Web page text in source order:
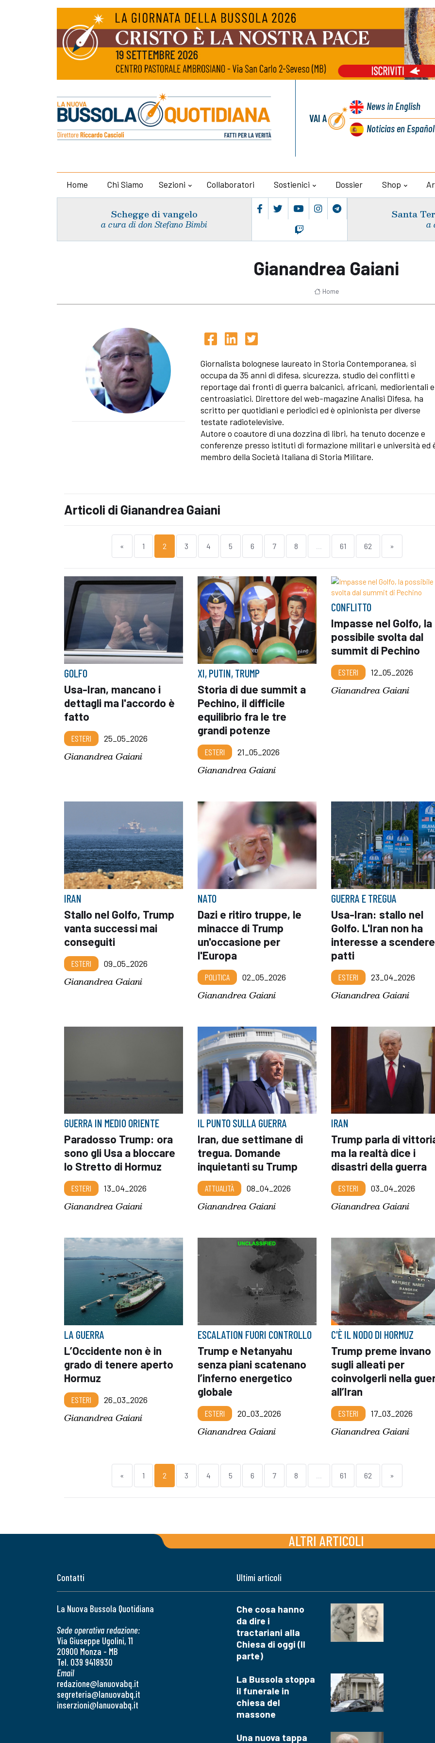
VAI A
Newsin English
Noticiasen Español
Home Chi Siamo Sezioni Collaboratori Sostienici Dossier Shop
Schegge di vangelo
a cura di don Stefano Bimbi
Santa
a
Gianandrea Gaiani
Home
Giornalista bolognese laureato in Storia Contemporanea, si
occupa da 35 anni di difesa, sicurezza, studio dei conflitti e
reportage dai fronti di guerra balcanici, africani, mediorientali e
centroasiatici. Direttore del web-magazine Analisi Difesa, ha
scritto per quotidiani e periodici ed è opinionista per diverse
testate radiotelevisive.
Autore o coautore di una dozzina di libri, ha tenuto docenze e
conferenze presso istituti di formazione militari e università ed
membro della Società Italiana di Storia Militare.
Articoli di Gianandrea Gaiani
« 1 2 3 4 5 6 7 8 ... 61 62 »
GOLFO
Usa-Iran, mancano i
dettagli ma l'accordo è
fatto
ESTERI 25_05_2026
Gianandrea Gaiani
XI, PUTIN, TRUMP
Storia di due summit a
Pechino, il difficile
equilibrio fra le tre
grandi potenze
ESTERI 21_05_2026
Gianandrea Gaiani
CONFLITTO
Impasse nel Golfo, la
possibile svolta dal
summit di Pechino
ESTERI 12_05_2026
Gianandrea Gaiani
IRAN
Stallo nel Golfo, Trump
vanta successi mai
conseguiti
ESTERI 09_05_2026
Gianandrea Gaiani
NATO
Dazi e ritiro truppe, le
minacce di Trump
un'occasione per
l'Europa
POLITICA 02_05_2026
Gianandrea Gaiani
GUERRA E TREGUA
Usa-Iran: stallo nel
Golfo. L'Iran non ha
interesse a
patti
ESTERI 23_04_2026
Gianandrea Gaiani
GUERRA IN MEDIO ORIENTE
Paradosso Trump: ora
sono gli Usa a bloccare
lo Stretto di Hormuz
ESTERI 13_04_2026
Gianandrea Gaiani
IL PUNTO SULLA GUERRA
Iran, due settimane di
tregua. Domande
inquietanti su Trump
ATTUALITÀ 08_04_2026
Gianandrea Gaiani
IRAN
Trump parla di
ma la realtà dice i
disastri della guerra
ESTERI 03_04_2026
Gianandrea Gaiani
LA GUERRA
L’Occidente non è in
grado di tenere aperto
Hormuz
ESTERI 26_03_2026
Gianandrea Gaiani
ESCALATION FUORI CONTROLLO
Trump e Netanyahu
senza piani scatenano
l’inferno energetico
globale
ESTERI 20_03_2026
Gianandrea Gaiani
C'È IL NODO DI HORMUZ
Trump preme invano
sugli alleati per
coinvolgerli nella
all’Iran
ESTERI 17_03_2026
Gianandrea Gaiani
« 1 2 3 4 5 6 7 8 ... 61 62 »
ALTRI ARTICOLI
Contatti
La Nuova Bussola Quotidiana
Sede operativa redazione:
Via Giuseppe Ugolini, 11
20900 Monza - MB
Tel. 039 9418930
Email
redazione@lanuovabq.it
segreteria@lanuovabq.it
inserzioni@lanuovabq.it
Ultimi articoli
Che cosa hanno
da dire i
tractariani alla
Chiesa di oggi (II
parte)
La Bussola stoppa
il funerale in
chiesa del
massone
Una nuova tappa